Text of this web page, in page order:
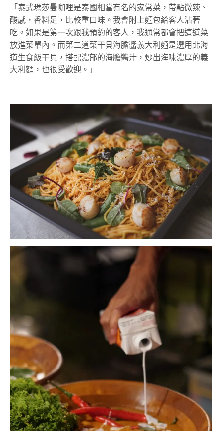
「泰式瑪莎曼咖哩是泰國相當有名的家常菜，帶點微辣、
酸感，香料足，比較重口味。我會附上麵包給客人沾著
吃。如果是第一次跟我預約的客人，我通常都會把這道菜
放進菜單內。而第二道菜干貝海膽醬義大利麵是選用北海
道生食級干貝，搭配濃郁的海膽醬汁，炒出海味濃厚的義
大利麵，也很受歡迎。」